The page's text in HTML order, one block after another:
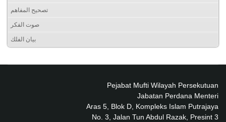
تصحيح المفاهم
صوت الفكر
بيان الفلك
Pejabat Mufti Wilayah Persekutuan
Jabatan Perdana Menteri
Aras 5, Blok D, Kompleks Islam Putrajaya
No. 3, Jalan Tun Abdul Razak, Presint 3